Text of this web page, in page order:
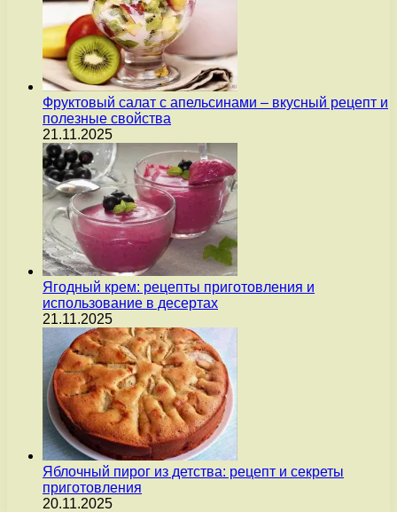
Фруктовый салат с апельсинами – вкусный рецепт и
полезные свойства
21.11.2025
Ягодный крем: рецепты приготовления и
использование в десертах
21.11.2025
Яблочный пирог из детства: рецепт и секреты
приготовления
20.11.2025